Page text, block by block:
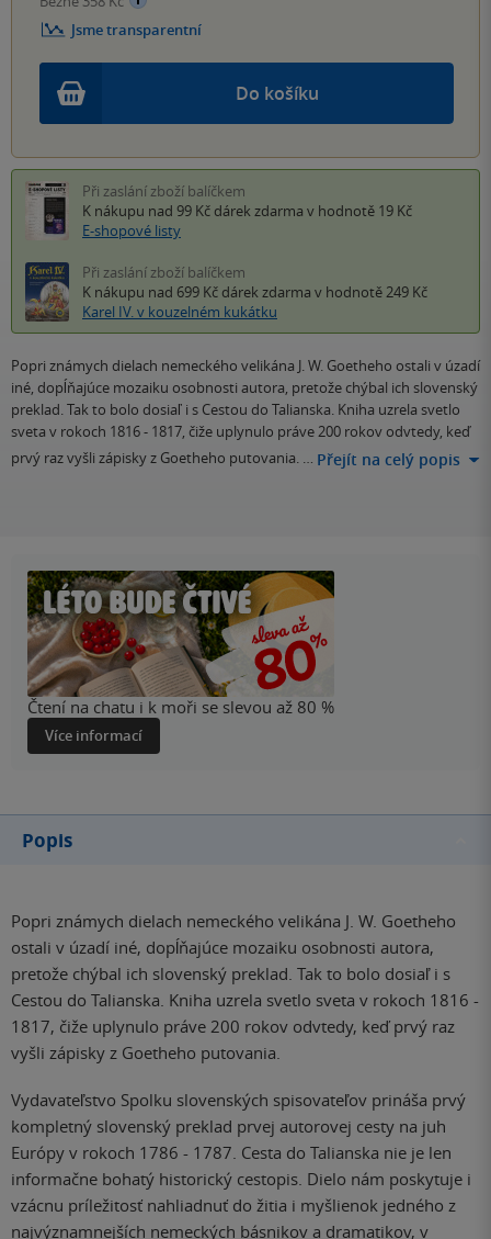
Do košíku
Jsme transparentní
Při zaslání zboží balíčkem
K nákupu nad 99 Kč dárek zdarma v hodnotě 19 Kč
E-shopové listy
Při zaslání zboží balíčkem
K nákupu nad 699 Kč dárek zdarma v hodnotě 249 Kč
Karel IV. v kouzelném kukátku
Popri známych dielach nemeckého velikána J. W. Goetheho ostali v úzadí
iné, dopĺňajúce mozaiku osobnosti autora, pretože chýbal ich slovenský
preklad. Tak to bolo dosiaľ i s Cestou do Talianska. Kniha uzrela svetlo
sveta v rokoch 1816 - 1817, čiže uplynulo práve 200 rokov odvtedy, keď
prvý raz vyšli zápisky z Goetheho putovania. … Přejít na celý popis
Čtení na chatu i k moři se slevou až 80 %
Více informací
Popis
Popri známych dielach nemeckého velikána J. W. Goetheho
ostali v úzadí iné, dopĺňajúce mozaiku osobnosti autora,
pretože chýbal ich slovenský preklad. Tak to bolo dosiaľ i s
Cestou do Talianska. Kniha uzrela svetlo sveta v rokoch 1816 -
1817, čiže uplynulo práve 200 rokov odvtedy, keď prvý raz
vyšli zápisky z Goetheho putovania.
Vydavateľstvo Spolku slovenských spisovateľov prináša prvý
kompletný slovenský preklad prvej autorovej cesty na juh
Európy v rokoch 1786 - 1787. Cesta do Talianska nie je len
informačne bohatý historický cestopis. Dielo nám poskytuje i
vzácnu príležitosť nahliadnuť do žitia i myšlienok jedného z
najvýznamnejších nemeckých básnikov a dramatikov, v